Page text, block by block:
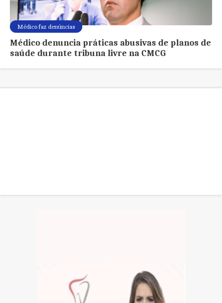
Médico faz denúncias
Médico denuncia práticas abusivas de planos de
saúde durante tribuna livre na CMCG